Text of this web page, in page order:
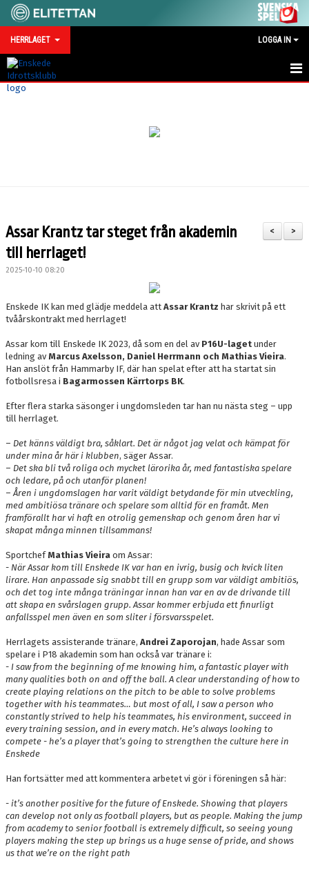
HERRLAGET LOGGA IN
HEM
BILDGALLERI
TRÄNINGSMATCHER 2026
KONTAKT
PLACERINGAR I DIV 2/DIV 1
>
<
Assar Krantz tar steget från akademin
till herrlaget!
2025-10-10 08:20
Enskede IK kan med glädje meddela att Assar Krantz har skrivit på ett
tvåårskontrakt med herrlaget!
Assar kom till Enskede IK 2023, då som en del av P16U-laget under
ledning av Marcus Axelsson, Daniel Herrmann och Mathias Vieira.
Han anslöt från Hammarby IF, där han spelat efter att ha startat sin
fotbollsresa i Bagarmossen Kärrtorps BK.
Efter flera starka säsonger i ungdomsleden tar han nu nästa steg – upp
till herrlaget.
– Det känns väldigt bra, såklart. Det är något jag velat och kämpat för
under mina år här i klubben, säger Assar.
– Det ska bli två roliga och mycket lärorika år, med fantastiska spelare
och ledare, på och utanför planen!
–Åren i ungdomslagen har varit väldigt betydande för min utveckling,
med ambitiösa tränare och spelare som alltid för en framåt. Men
framförallt har vi haft en otrolig gemenskap och genom åren har vi
skapat många minnen tillsammans!
SportchefMathias Vieira om Assar:
- När Assar kom till Enskede IK var han en ivrig, busig och kvick liten
lirare. Han anpassade sig snabbt till en grupp som var väldigt ambitiös,
och det tog inte många träningar innan han var en av de drivande till
att skapa en svårslagen grupp. Assar kommer erbjuda ett finurligt
anfallsspel men även en som sliter i försvarsspelet.
Herrlagets assisterande tränare, Andrei Zaporojan, hade Assar som
spelare i P18 akademin som han också var tränare i:
- I saw from the beginning of me knowing him, a fantastic player with
many qualities both on and off the ball. A clear understanding of how to
create playing relations on the pitch to be able to solve problems
together with his teammates… but most of all, I saw a person who
constantly strived to help his teammates, his environment, succeed in
every training session, and in every match. He’s always looking to
compete - he’s a player that’s going to strengthen the culture here in
Enskede
Han fortsätter med att kommentera arbetet vi gör i föreningen så här:
- it’s another positive for the future of Enskede. Showing that players
can develop not only as football players, but as people. Making the jump
from academy to senior football is extremely difficult, so seeing young
players making the step up brings us a huge sense of pride, and shows
us that we’re on the right path